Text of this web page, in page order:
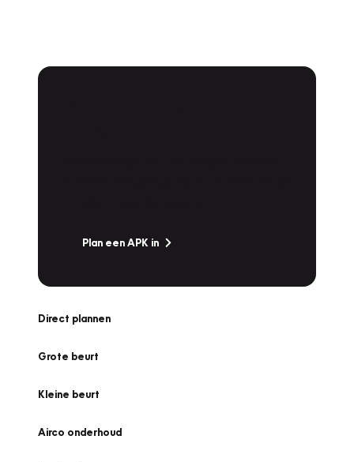
Plan een APK in
Direct plannen
Grote beurt
Kleine beurt
Airco onderhoud